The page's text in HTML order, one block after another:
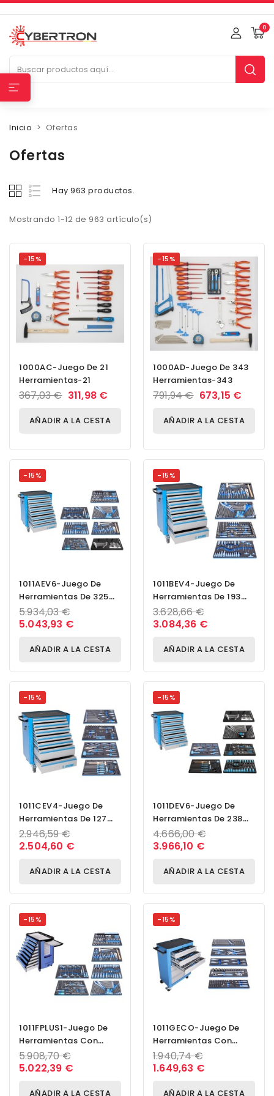
0
Inicio Ofertas
Ofertas
Hay 963 productos.
Mostrando 1-12 de 963 artículo(s)
-15%
1000AC-Juego De 21
Herramientas-21
367,03 € 311,98 €
AÑADIR A LA CESTA
-15%
1000AD-Juego De 343
Herramientas-343
791,94 € 673,15 €
AÑADIR A LA CESTA
-15%
1011AEV6-Juego De
Herramientas De 325
Pzas En Carro
Portaherramientas
5.934,03 €
5.043,93 €
AÑADIR A LA CESTA
-15%
1011BEV4-Juego De
Herramientas De 193
Pzas En Carro
Portaherramientas
3.628,66 €
3.084,36 €
AÑADIR A LA CESTA
-15%
1011CEV4-Juego De
Herramientas De 127
Pzas En Carro
Portaherramientas
2.946,59 €
2.504,60 €
AÑADIR A LA CESTA
-15%
1011DEV6-Juego De
Herramientas De 238
Pzas En Carro
Portaherramientas
4.666,00 €
3.966,10 €
AÑADIR A LA CESTA
-15%
1011FPLUS1-Juego De
Herramientas Con
Carro De Herramientas
920PLUS1
5.908,70 €
5.022,39 €
AÑADIR A LA CESTA
-15%
1011GECO-Juego De
Herramientas Con
Carro De Herramientas
940ECO
1.940,74 €
1.649,63 €
AÑADIR A LA CESTA